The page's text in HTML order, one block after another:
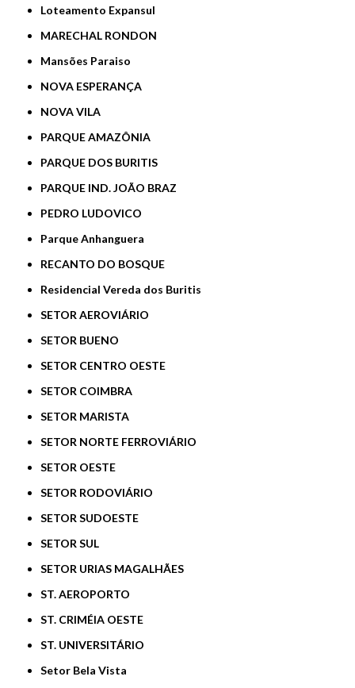
Loteamento Expansul
MARECHAL RONDON
Mansões Paraiso
NOVA ESPERANÇA
NOVA VILA
PARQUE AMAZÔNIA
PARQUE DOS BURITIS
PARQUE IND. JOÃO BRAZ
PEDRO LUDOVICO
Parque Anhanguera
RECANTO DO BOSQUE
Residencial Vereda dos Buritis
SETOR AEROVIÁRIO
SETOR BUENO
SETOR CENTRO OESTE
SETOR COIMBRA
SETOR MARISTA
SETOR NORTE FERROVIÁRIO
SETOR OESTE
SETOR RODOVIÁRIO
SETOR SUDOESTE
SETOR SUL
SETOR URIAS MAGALHÃES
ST. AEROPORTO
ST. CRIMÉIA OESTE
ST. UNIVERSITÁRIO
Setor Bela Vista